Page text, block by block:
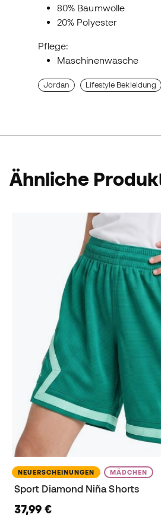
80% Baumwolle
20% Polyester
Pflege:
Maschinenwäsche
Jordan Lifestyle Bekleidung
Ähnliche
NEUERSCHEINUNGEN MÄDCHEN
Sport Diamond Niña Shorts
37,99 €